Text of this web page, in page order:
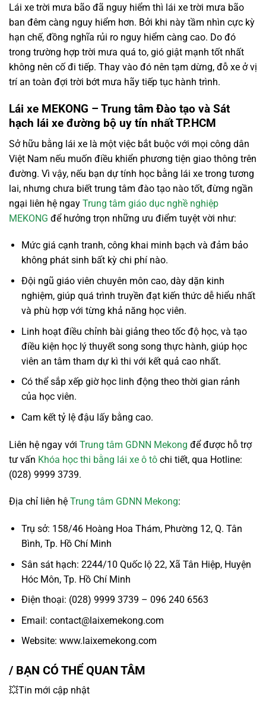
Lái xe trời mưa bão đã nguy hiểm thì lái xe trời mưa bão
ban đêm càng nguy hiểm hơn. Bởi khi này tầm nhìn cực kỳ
hạn chế, đồng nghĩa rủi ro nguy hiểm càng cao. Do đó
trong trường hợp trời mưa quá to, gió giật mạnh tốt nhất
không nên cố đi tiếp. Thay vào đó nên tạm dừng, đỗ xe ở vị
trí an toàn đợi trời bớt mưa hãy tiếp tục hành trình.
Lái xe MEKONG – Trung tâm Đào tạo và Sát
hạch lái xe đường bộ uy tín nhất TP.HCM
Sở hữu bằng lái xe là một việc bắt buộc với mọi công dân
Việt Nam nếu muốn điều khiển phương tiện giao thông trên
đường. Vì vậy, nếu bạn dự tính học bằng lái xe trong tương
lai, nhưng chưa biết trung tâm đào tạo nào tốt, đừng ngần
ngại liên hệ ngay Trung tâm giáo dục nghề nghiệp
MEKONG để hưởng trọn những ưu điểm tuyệt vời như:
Mức giá cạnh tranh, công khai minh bạch và đảm bảo
không phát sinh bất kỳ chi phí nào.
Đội ngũ giáo viên chuyên môn cao, dày dặn kinh
nghiệm, giúp quá trình truyền đạt kiến thức dễ hiểu nhất
và phù hợp với từng khả năng học viên.
Linh hoạt điều chỉnh bài giảng theo tốc độ học, và tạo
điều kiện học lý thuyết song song thực hành, giúp học
viên an tâm tham dự kì thi với kết quả cao nhất.
Có thể sắp xếp giờ học linh động theo thời gian rảnh
của học viên.
Cam kết tỷ lệ đậu lấy bằng cao.
Liên hệ ngay với Trung tâm GDNN Mekong để được hỗ trợ
tư vấn Khóa học thi bằng lái xe ô tô chi tiết, qua Hotline:
(028) 9999 3739.
Địa chỉ liên hệ Trung tâm GDNN Mekong:
Trụ sở: 158/46 Hoàng Hoa Thám, Phường 12, Q. Tân
Bình, Tp. Hồ Chí Minh
Sân sát hạch: 2244/10 Quốc lộ 22, Xã Tân Hiệp, Huyện
Hóc Môn, Tp. Hồ Chí Minh
Điện thoại: (028) 9999 3739 – 096 240 6563
Email: contact@laixemekong.com
Website: www.laixemekong.com
/ BẠN CÓ THỂ QUAN TÂM
💥Tin mới cập nhật